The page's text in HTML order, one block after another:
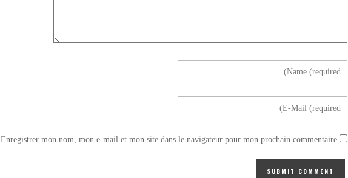
Enregistrer mon nom, mon e-mail et mon site dans le navigateur pour mon prochain commentaire.